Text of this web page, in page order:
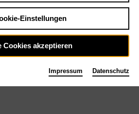
Einstellungen
Cookies akzeptieren
Impressum Datenschutz